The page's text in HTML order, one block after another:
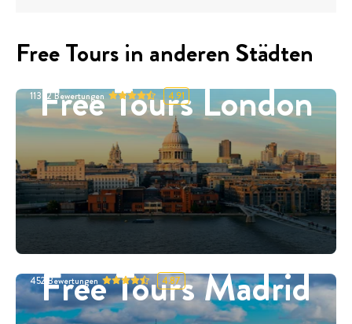
Free Tours in anderen Städten
Free Tours London
11332Bewertungen 4.91
Free Tours Madrid
452 Bewertungen 4.87